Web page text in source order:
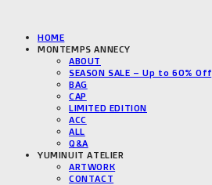
HOME
MONTEMPS ANNECY
ABOUT
SEASON SALE – Up to 60% Off
BAG
CAP
LIMITED EDITION
ACC
ALL
Q&A
YUMINUIT ATELIER
ARTWORK
CONTACT